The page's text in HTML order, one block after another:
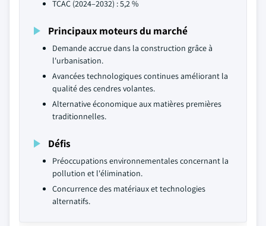
TCAC (2024–2032) : 5,2 %
Principaux moteurs du marché
Demande accrue dans la construction grâce à
l'urbanisation.
Avancées technologiques continues améliorant la
qualité des cendres volantes.
Alternative économique aux matières premières
traditionnelles.
Défis
Préoccupations environnementales concernant la
pollution et l'élimination.
Concurrence des matériaux et technologies
alternatifs.